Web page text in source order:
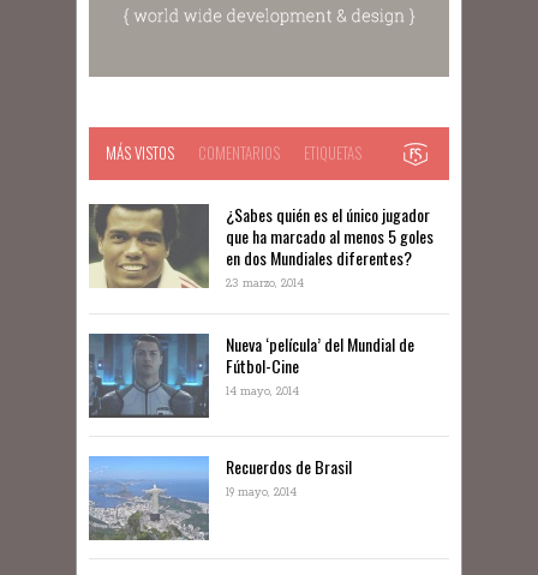
MÁS VISTOS COMENTARIOS ETIQUETAS
¿Sabes quién es el único jugador
que ha marcado al menos 5 goles
en dos Mundiales diferentes?
23 marzo, 2014
Nueva ‘película’ del Mundial de
Fútbol-Cine
14 mayo, 2014
Recuerdos de Brasil
19 mayo, 2014